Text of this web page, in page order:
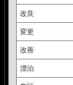
改良
変更
改善
漂泊